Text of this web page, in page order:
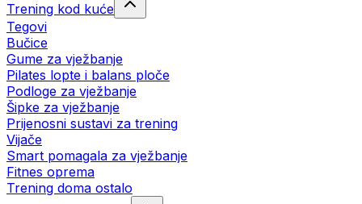
Trening kod kuće
Tegovi
Bučice
Gume za vježbanje
Pilates lopte i balans ploče
Podloge za vježbanje
Šipke za vježbanje
Prijenosni sustavi za trening
Vijače
Smart pomagala za vježbanje
Fitnes oprema
Trening doma ostalo